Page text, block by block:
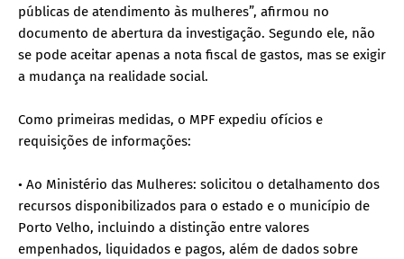
públicas de atendimento às mulheres”, afirmou no
documento de abertura da investigação. Segundo ele, não
se pode aceitar apenas a nota fiscal de gastos, mas se exigir
a mudança na realidade social.
Como primeiras medidas, o MPF expediu ofícios e
requisições de informações:
• Ao Ministério das Mulheres: solicitou o detalhamento dos
recursos disponibilizados para o estado e o município de
Porto Velho, incluindo a distinção entre valores
empenhados, liquidados e pagos, além de dados sobre